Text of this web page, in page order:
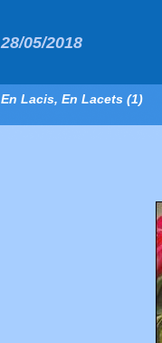
28/05/2018
En Lacis, En Lacets (1)